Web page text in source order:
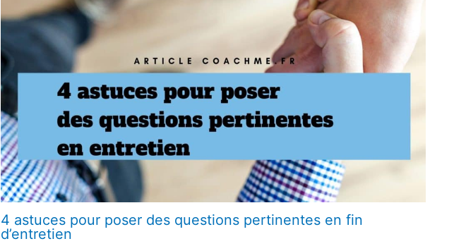
4 astuces pour poser des questions pertinentes en fin
d’entretien